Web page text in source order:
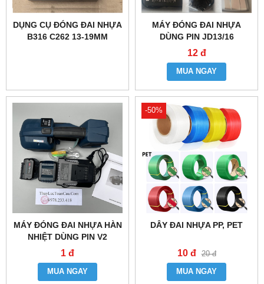
DỤNG CỤ ĐÓNG ĐAI NHỰA
B316 C262 13-19MM
MÁY ĐÓNG ĐAI NHỰA
DÙNG PIN JD13/16
12 đ
MUA NGAY
MÁY ĐÓNG ĐAI NHỰA HÀN
NHIỆT DÙNG PIN V2
1 đ
MUA NGAY
-50%
DÂY ĐAI NHỰA PP, PET
10 đ 20 đ
MUA NGAY